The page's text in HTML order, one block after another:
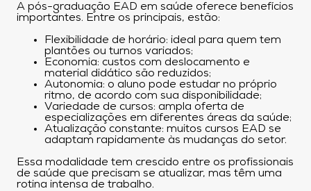
A pós-graduação EAD em saúde oferece benefícios
importantes. Entre os principais, estão:
Flexibilidade de horário: ideal para quem tem
plantões ou turnos variados;
Economia: custos com deslocamento e
material didático são reduzidos;
Autonomia: o aluno pode estudar no próprio
ritmo, de acordo com sua disponibilidade;
Variedade de cursos: ampla oferta de
especializações em diferentes áreas da saúde;
Atualização constante: muitos cursos EAD se
adaptam rapidamente às mudanças do setor.
Essa modalidade tem crescido entre os profissionais
de saúde que precisam se atualizar, mas têm uma
rotina intensa de trabalho.